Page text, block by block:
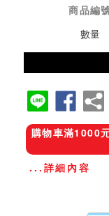
商品編
數量
購物車滿1000
...詳細內容